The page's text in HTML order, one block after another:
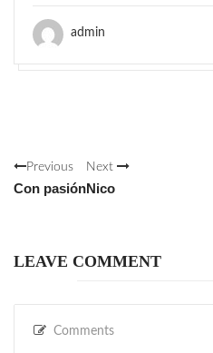
admin
Previous
Con pasión
Next
Nico
LEAVE COMMENT